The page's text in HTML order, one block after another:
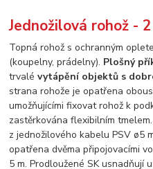
Jednožilová rohož -
Topná rohož s ochranným
(koupelny, prádelny). Plošný
trvalévytápění objektů s
strana rohože je opatřena
umožňujícími fixovat rohož k
zastěrkována flexibilním
z jednožilového kabelu PSV ø5
opatřena dvěma připojovacími
5 m. Prodloužené SK usnadňují